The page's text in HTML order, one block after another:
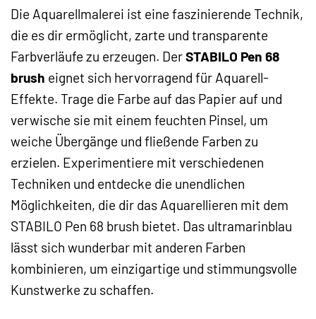
Die Aquarellmalerei ist eine faszinierende Technik,
die es dir ermöglicht, zarte und transparente
Farbverläufe zu erzeugen. DerSTABILO Pen 68
brush eignet sich hervorragend für Aquarell-
Effekte. Trage die Farbe auf das Papier auf und
verwische sie mit einem feuchten Pinsel, um
weiche Übergänge und fließende Farben zu
erzielen. Experimentiere mit verschiedenen
Techniken und entdecke die unendlichen
Möglichkeiten, die dir das Aquarellieren mit dem
STABILO Pen 68 brush bietet. Das ultramarinblau
lässt sich wunderbar mit anderen Farben
kombinieren, um einzigartige und stimmungsvolle
Kunstwerke zu schaffen.